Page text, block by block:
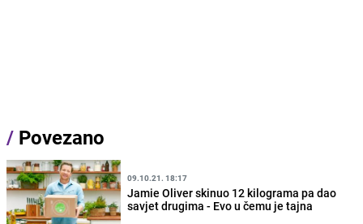
/ Povezano
09.10.21. 18:17
Jamie Oliver skinuo 12 kilograma pa dao
savjet drugima - Evo u čemu je tajna